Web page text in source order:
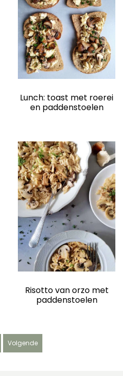
Lunch: toast met roerei
en paddenstoelen
Risotto van orzo met
paddenstoelen
B
e
Volgende